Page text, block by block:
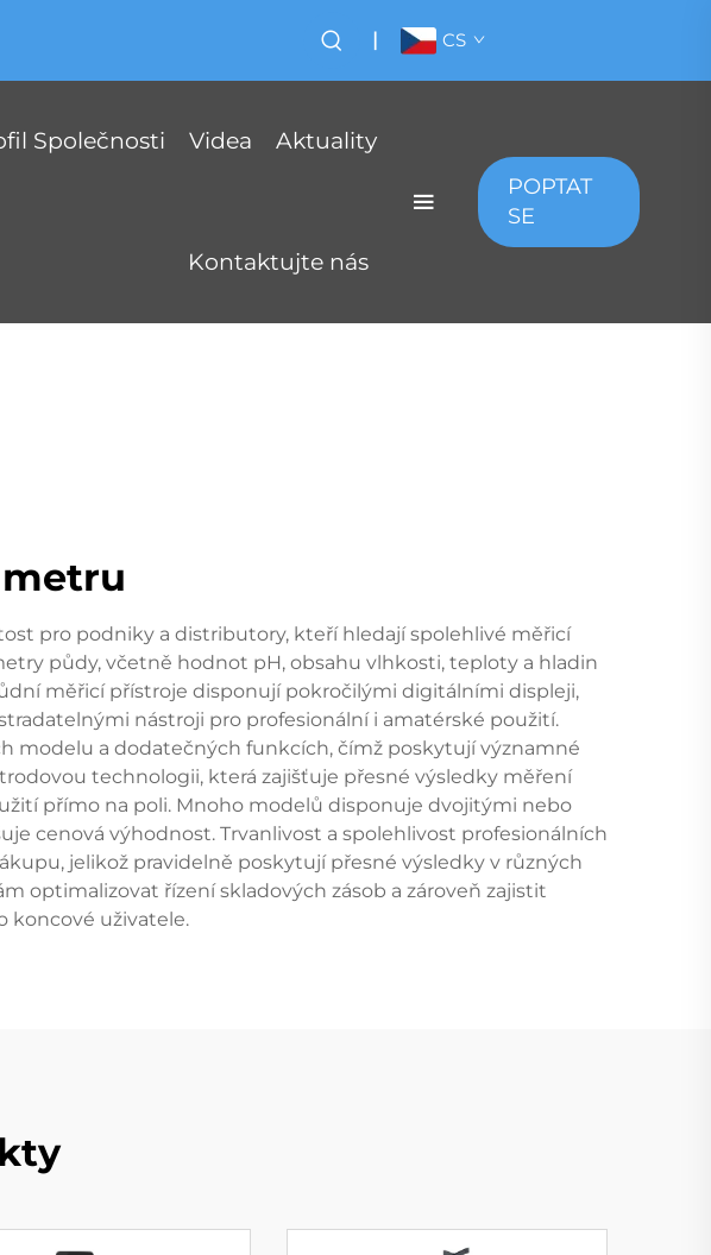
| CS
Společnosti Videa Aktuality
Kontaktujte nás
POPTAT
SE
pro podniky a distributory, kteří hledají spolehlivé měřicí
půdy, včetně hodnot pH, obsahu vlhkosti, teploty a hladin
měřicí přístroje disponují pokročilými digitálními displeji,
nástroji pro profesionální i amatérské použití.
modelu a dodatečných funkcích, čímž poskytují významné
technologii, která zajišťuje přesné výsledky měření
přímo na poli. Mnoho modelů disponuje dvojitými nebo
cenová výhodnost. Trvanlivost a spolehlivost profesionálních
jelikož pravidelně poskytují přesné výsledky v různých
optimalizovat řízení skladových zásob a zároveň zajistit
koncové uživatele.